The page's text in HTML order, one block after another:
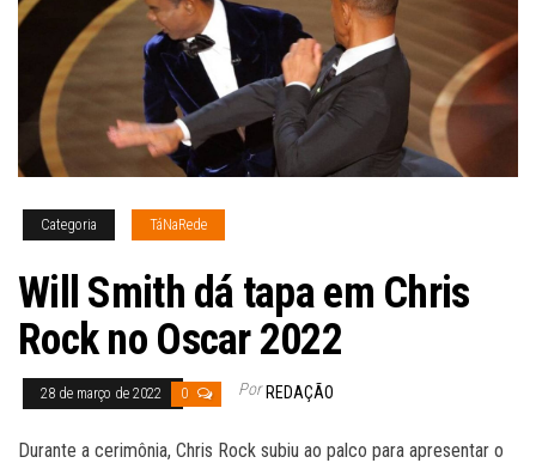
Categoria TáNaRede
Will Smith dá tapa em Chris
Rock no Oscar 2022
28 de março de 2022 0 Por REDAÇÃO
Durante a cerimônia, Chris Rock subiu ao palco para apresentar o